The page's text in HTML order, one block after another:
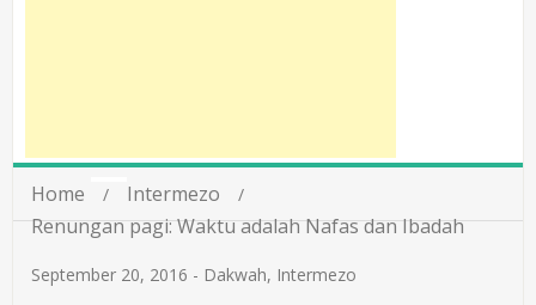
Home
Intermezo
Renungan pagi: Waktu adalah Nafas dan Ibadah
September 20, 2016 - Dakwah, Intermezo